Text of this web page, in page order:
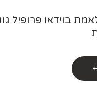
בוידאו פרופיל